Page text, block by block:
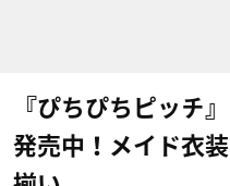
『ぴちぴちピッチ
発売中！メイド衣